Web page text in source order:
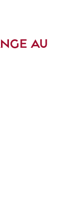
AU